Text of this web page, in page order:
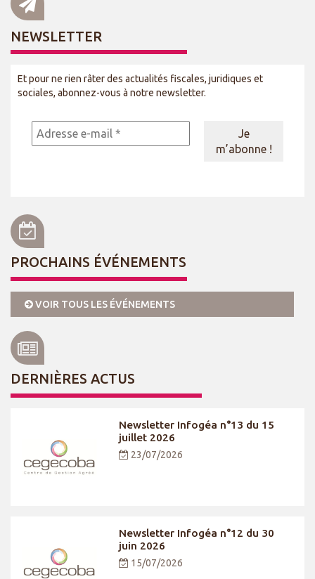
NEWSLETTER
Et pour ne rien râter des actualités fiscales, juridiques et
sociales, abonnez-vous à notre newsletter.
PROCHAINS ÉVÉNEMENTS
VOIR TOUS LES ÉVÉNEMENTS
DERNIÈRES ACTUS
Newsletter Infogéa n°13 du 15
juillet 2026
23/07/2026
Newsletter Infogéa n°12 du 30
juin 2026
15/07/2026